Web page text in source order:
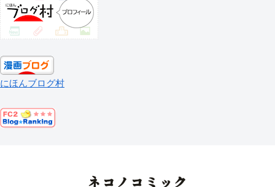
にほんブログ村
ネコノコミック